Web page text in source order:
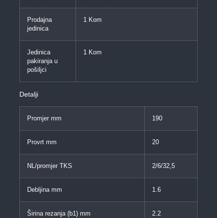
Prodajna
jedinica
1 Kom
Jedinica
pakiranja u
pošiljci
1 Kom
Detalji
Promjer mm 190
Provrt mm 20
NL/promjer TKS 2/6/32,5
Debljina mm 1.6
Širina rezanja (b1) mm 2.2